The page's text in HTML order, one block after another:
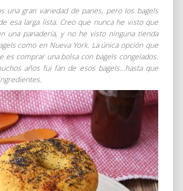
una gran variedad de panes, pero los bagels
esa larga lista. Creo que nunca he visto que
una panadería, y no he visto ninguna tienda
como en Nueva York. La única opción que
es comprar una bolsa con bagels congelados.
años fui fan de esos bagels…hasta que